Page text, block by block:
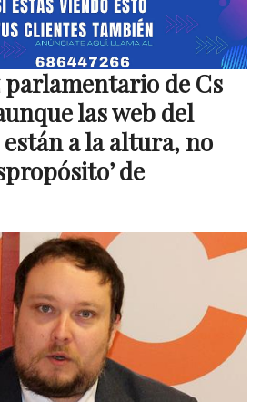
de Cs
las web del
a la altura, no
de